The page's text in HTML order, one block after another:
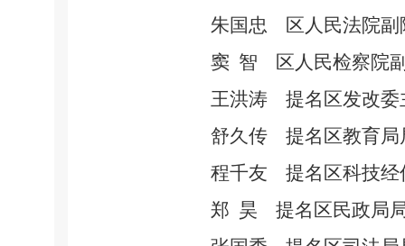
朱国忠
区人民法院副
窦 智
区人民检察院
王洪涛
提名区发改委
舒久传
提名区教育局
程千友
提名区科技
郑 昊
提名区民政局